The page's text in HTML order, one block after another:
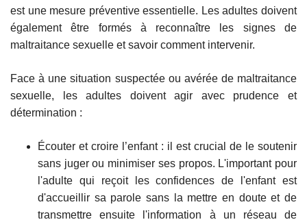
est une mesure préventive essentielle. Les adultes doivent
également être formés à reconnaître les signes de
maltraitance sexuelle et savoir comment intervenir.
Face à une situation suspectée ou avérée de maltraitance
sexuelle, les adultes doivent agir avec prudence et
détermination :
Écouter et croire l’enfant : il est crucial de le soutenir
sans juger ou minimiser ses propos. L'important pour
l'adulte qui reçoit les confidences de l'enfant est
d'accueillir sa parole sans la mettre en doute et de
transmettre ensuite l'information à un réseau de